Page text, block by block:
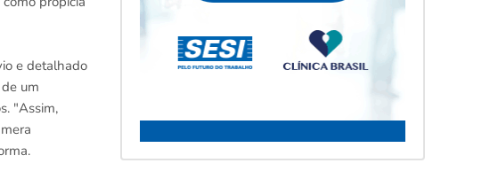
e detalhado
um
"Assim,